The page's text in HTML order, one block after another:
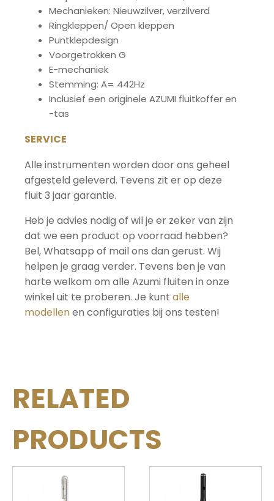
Mechanieken: Nieuwzilver, verzilverd
Ringkleppen/ Open kleppen
Puntklepdesign
Voorgetrokken G
E-mechaniek
Stemming: A= 442Hz
Inclusief een originele AZUMI fluitkoffer en
-tas
SERVICE
Alle instrumenten worden door ons geheel
afgesteld geleverd. Tevens zit er op deze
fluit 3 jaar garantie.
Heb je advies nodig of wil je er zeker van zijn
dat we een product op voorraad hebben?
Bel, Whatsapp of mail ons dan gerust. Wij
helpen je graag verder. Tevens ben je van
harte welkom om alle Azumi fluiten in onze
winkel uit te proberen. Je kunt alle
modellenen configuraties bij ons testen!
RELATED
PRODUCTS